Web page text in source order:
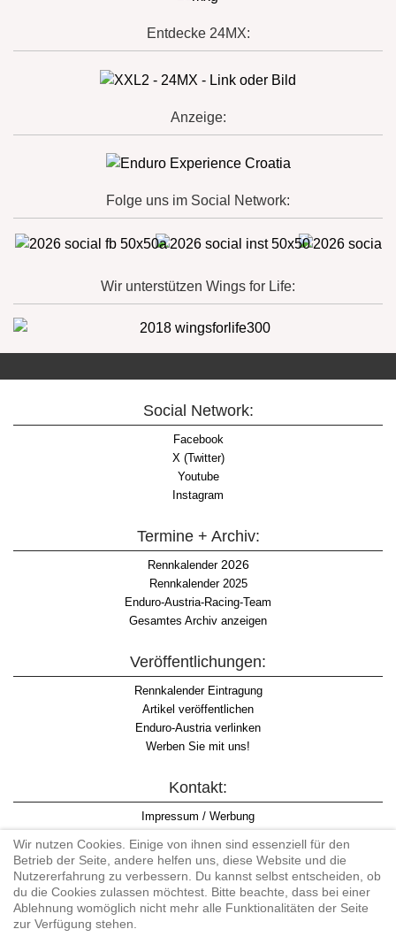
Entdecke 24MX:
Anzeige:
Folge uns im Social Network:
Wir unterstützen Wings for Life:
Social Network:
Facebook
X (Twitter)
Youtube
Instagram
Termine + Archiv:
Rennkalender2026
Rennkalender 2025
Enduro-Austria-Racing-Team
Gesamtes Archiv anzeigen
Veröffentlichungen:
Rennkalender Eintragung
Artikel veröffentlichen
Enduro-Austria verlinken
Werben Sie mit uns!
Kontakt:
Impressum / Werbung
Informationspflicht WKO
AGB
Wir nutzen Cookies. Einige von ihnen sind essenziell für den
Betrieb der Seite, andere helfen uns, diese Website und die
Nutzererfahrung zu verbessern. Du kannst selbst entscheiden, ob
du die Cookies zulassen möchtest. Bitte beachte, dass bei einer
Ablehnung womöglich nicht mehr alle Funktionalitäten der Seite
zur Verfügung stehen.